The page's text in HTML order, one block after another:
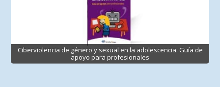
Ciberviolencia de género y sexual en la adolescencia. Guía de
apoyo para profesionales